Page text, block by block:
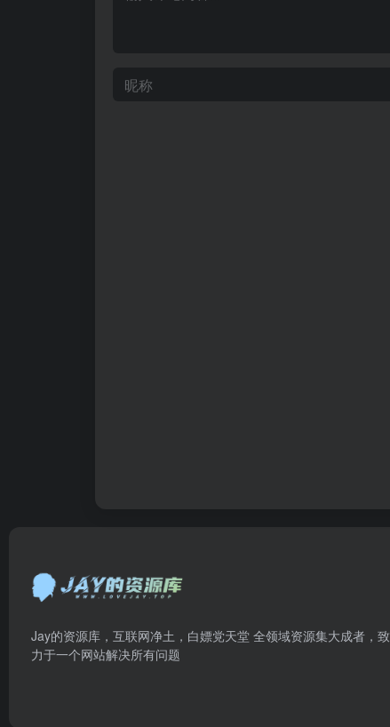
Jay的资源库，互联网净土，白嫖党天堂 全领域资源集大成者，致
力于一个网站解决所有问题